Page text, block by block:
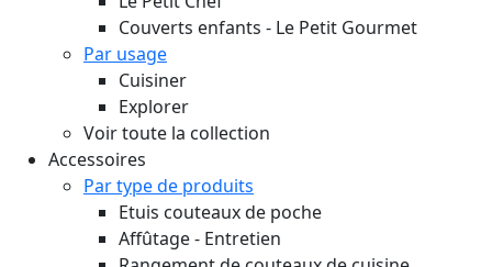
Couverts enfants - Le Petit Gourmet
Par usage
Cuisiner
Explorer
Voir toute la collection
Accessoires
Par type de produits
Etuis couteaux de poche
Affûtage - Entretien